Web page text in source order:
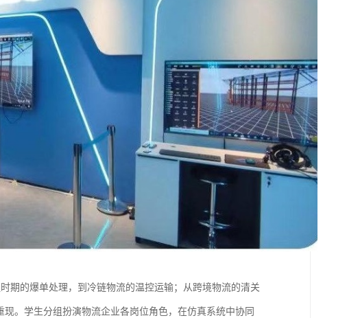
期的爆单处理，到冷链物流的温控运输；从跨境物流的清关
。学生分组扮演物流企业各岗位角色，在仿真系统中协同